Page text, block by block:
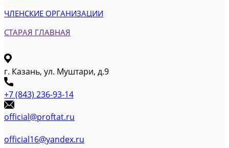
ЧЛЕНСКИЕ ОРГАНИЗАЦИИ
СТАРАЯ ГЛАВНАЯ
г. Казань, ул. Муштари, д.9
+7 (843) 236-93-14
official@proftat.ru
official16@yandex.ru